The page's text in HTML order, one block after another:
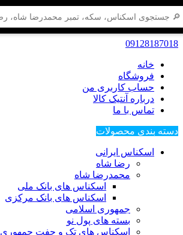
09128187018
خانه
فروشگاه
حساب کاربری من
درباره آنتیک کالا
تماس با ما
دسته بندی محصولات
اسکناس ایرانی
رضا شاه
محمدرضا شاه
اسکناس های بانک ملی
اسکناس های بانک مرکزی
جمهوری اسلامی
بسته های پول نو
اسکناس های تک و جفت جمهوری